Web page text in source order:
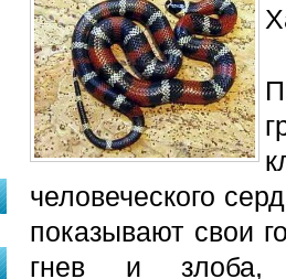
человеческого
показывают свои
гнев и